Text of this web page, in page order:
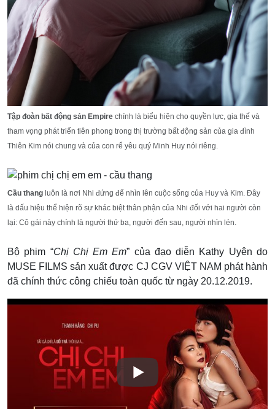
Tập đoàn bất động sản Empire chính là biểu hiện cho quyền lực, gia thế và
tham vọng phát triển tiên phong trong thị trường bất động sản của gia đình
Thiên Kim nói chung và của con rể yêu quý Minh Huy nói riêng.
Cầu thang luôn là nơi Nhi đứng để nhìn lên cuộc sống của Huy và Kim. Đây
là dấu hiệu thể hiện rõ sự khác biệt thân phận của Nhi đối với hai người còn
lại: Cô gái này chính là người thứ ba, người đến sau, người nhìn lén.
Bộ phim “Chị Chị Em Em” của đạo diễn Kathy Uyên do
MUSE FILMS sản xuất được CJ CGV VIỆT NAM phát hành
đã chính thức công chiếu toàn quốc từ ngày 20.12.2019.